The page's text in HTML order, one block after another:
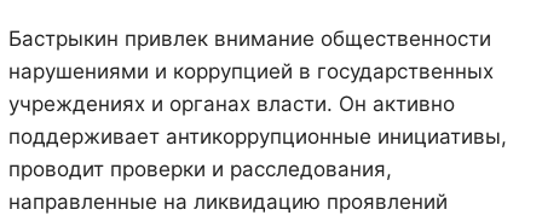
Бастрыкин привлек внимание общественности
нарушениями и коррупцией в государственных
учреждениях и органах власти. Он активно
поддерживает антикоррупционные инициативы,
проводит проверки и расследования,
направленные на ликвидацию проявлений